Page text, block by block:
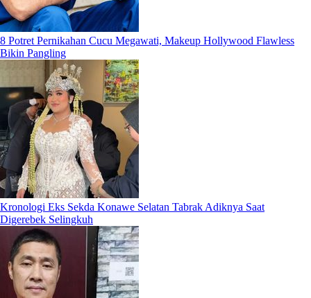
8 Potret Pernikahan Cucu Megawati, Makeup Hollywood Flawless
Bikin Pangling
Kronologi Eks Sekda Konawe Selatan Tabrak Adiknya Saat
Digerebek Selingkuh